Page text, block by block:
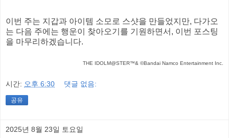
이번 주는 지갑과 아이템 소모로 스샷을 만들었지만, 다가오
는 다음 주에는 행운이 찾아오기를 기원하면서, 이번 포스팅
을 마무리하겠습니다.
THE IDOLM@STER™& ©Bandai Namco Entertainment Inc.
시간: 오후 6:30 댓글 없음:
공유
2025년 8월 23일 토요일